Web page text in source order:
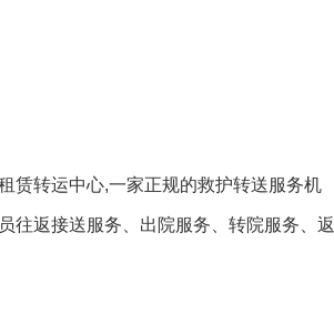
赁转运中心,一家正规的救护转送服务机
往返接送服务、出院服务、转院服务、返